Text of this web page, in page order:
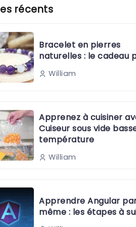
récents
Bracelet en pierres
naturelles : le cadeau
William
Apprenez à cuisiner
Cuiseur sous vide
température
William
Apprendre Angular
même : les étapes à